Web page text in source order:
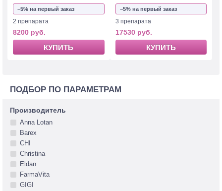
−5% на первый заказ
2 препарата
8200 руб.
КУПИТЬ
−5% на первый заказ
3 препарата
17530 руб.
КУПИТЬ
ПОДБОР ПО ПАРАМЕТРАМ
Производитель
Anna Lotan
Barex
CHI
Christina
Eldan
FarmaVita
GIGI